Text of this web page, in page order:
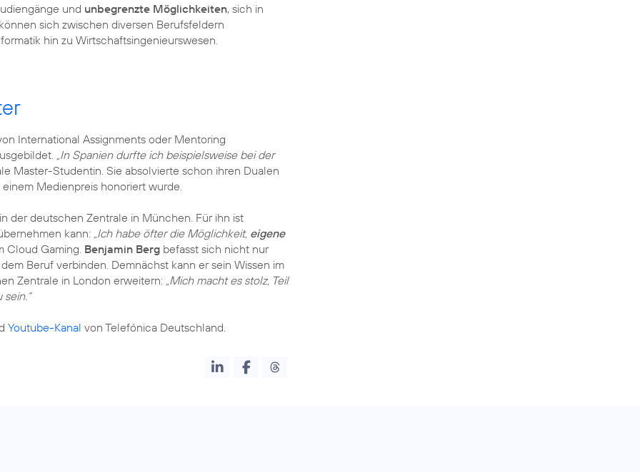
und unbegrenzte Möglichkeiten, sich in
sich zwischen diversen Berufsfeldern
International Assignments oder Mentoring
„In Spanien durfte ich beispielsweise bei der
Master-Studentin. Sie absolvierte schon ihren Dualen
Medienpreis honoriert wurde.
der deutschen Zentrale in München. Für ihn ist
kann: „Ich habe öfter die Möglichkeit, eigene
Cloud Gaming. Benjamin Berg befasst sich nicht nur
Beruf verbinden. Demnächst kann er sein Wissen im
Zentrale in London erweitern: „Mich macht es stolz, Teil
Youtube-Kanal von Telefónica Deutschland.